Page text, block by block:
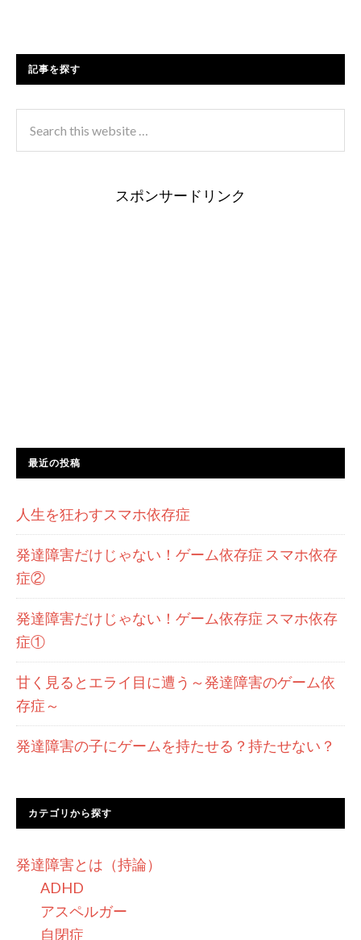
記事を探す
スポンサードリンク
最近の投稿
人生を狂わすスマホ依存症
発達障害だけじゃない！ゲーム依存症 スマホ依存
症②
発達障害だけじゃない！ゲーム依存症 スマホ依存
症①
甘く見るとエライ目に遭う～発達障害のゲーム依
存症～
発達障害の子にゲームを持たせる？持たせない？
カテゴリから探す
発達障害とは（持論）
ADHD
アスペルガー
自閉症